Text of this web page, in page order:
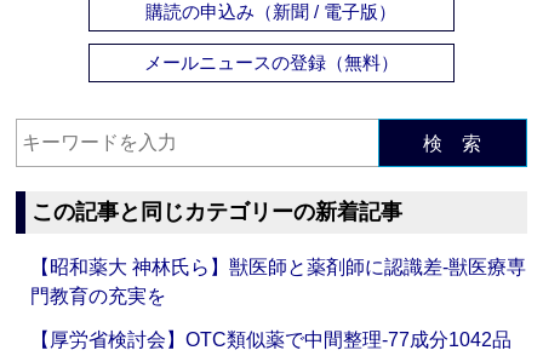
購読の申込み（新聞 / 電子版）
メールニュースの登録（無料）
検 索
この記事と同じカテゴリーの新着記事
【昭和薬大 神林氏ら】獣医師と薬剤師に認識差‐獣医療専
門教育の充実を
【厚労省検討会】OTC類似薬で中間整理‐77成分1042品